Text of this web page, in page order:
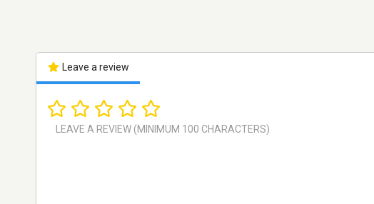
Leave a review